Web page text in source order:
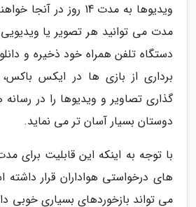
ویدیوها به مدت 14 روز
مدت می توانید هر تصویر یا
دستگاه تلفن همراه خود ذخیره و
برداری از بازی ها در ایکس
گذاری تصاویر و ویدیوها را در
دوستان بسیار آسان تر می نماید.
با توجه به اینکه این قابلیت برای
های درخواستی هواداران قرار
می تواند بازخوردهای بسیاری خوبی